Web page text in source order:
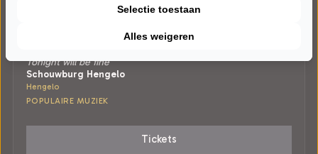
ZATERDAG 21 NOVEMBER 2026 • 20:30 UUR
Leonard Cohen Tribute Band
Tonight will be fine
Schouwburg Hengelo
Hengelo
POPULAIRE MUZIEK
Tickets
Alles weigeren
Selectie toestaan